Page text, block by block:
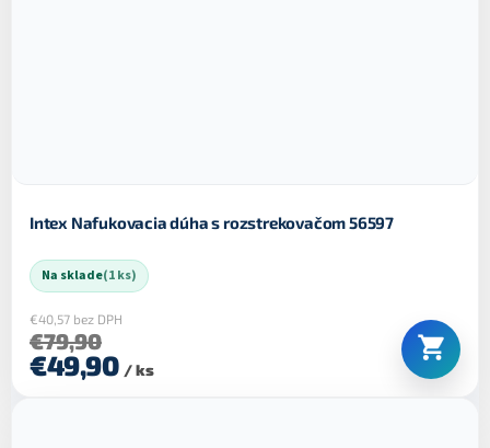
Intex Nafukovacia dúha s rozstrekovačom 56597
Na sklade(1 ks)
€40,57 bez DPH
€79,90
€49,90 / ks